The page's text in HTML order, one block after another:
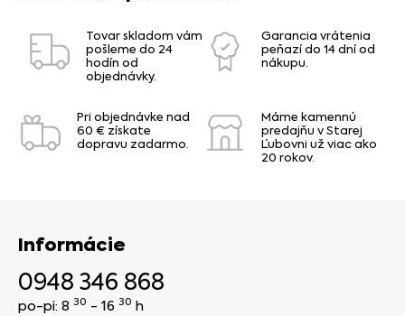
Tovar skladom vám
pošleme do 24
hodín od
objednávky.
Garancia vrátenia
peňazí do 14 dní od
nákupu.
Pri objednávke nad
60 € získate
dopravu zadarmo.
Máme kamennú
predajňu v Starej
Ľubovni už viac ako
20 rokov.
Informácie
0948 346 868
po-pi: 8 30 - 16 30 h